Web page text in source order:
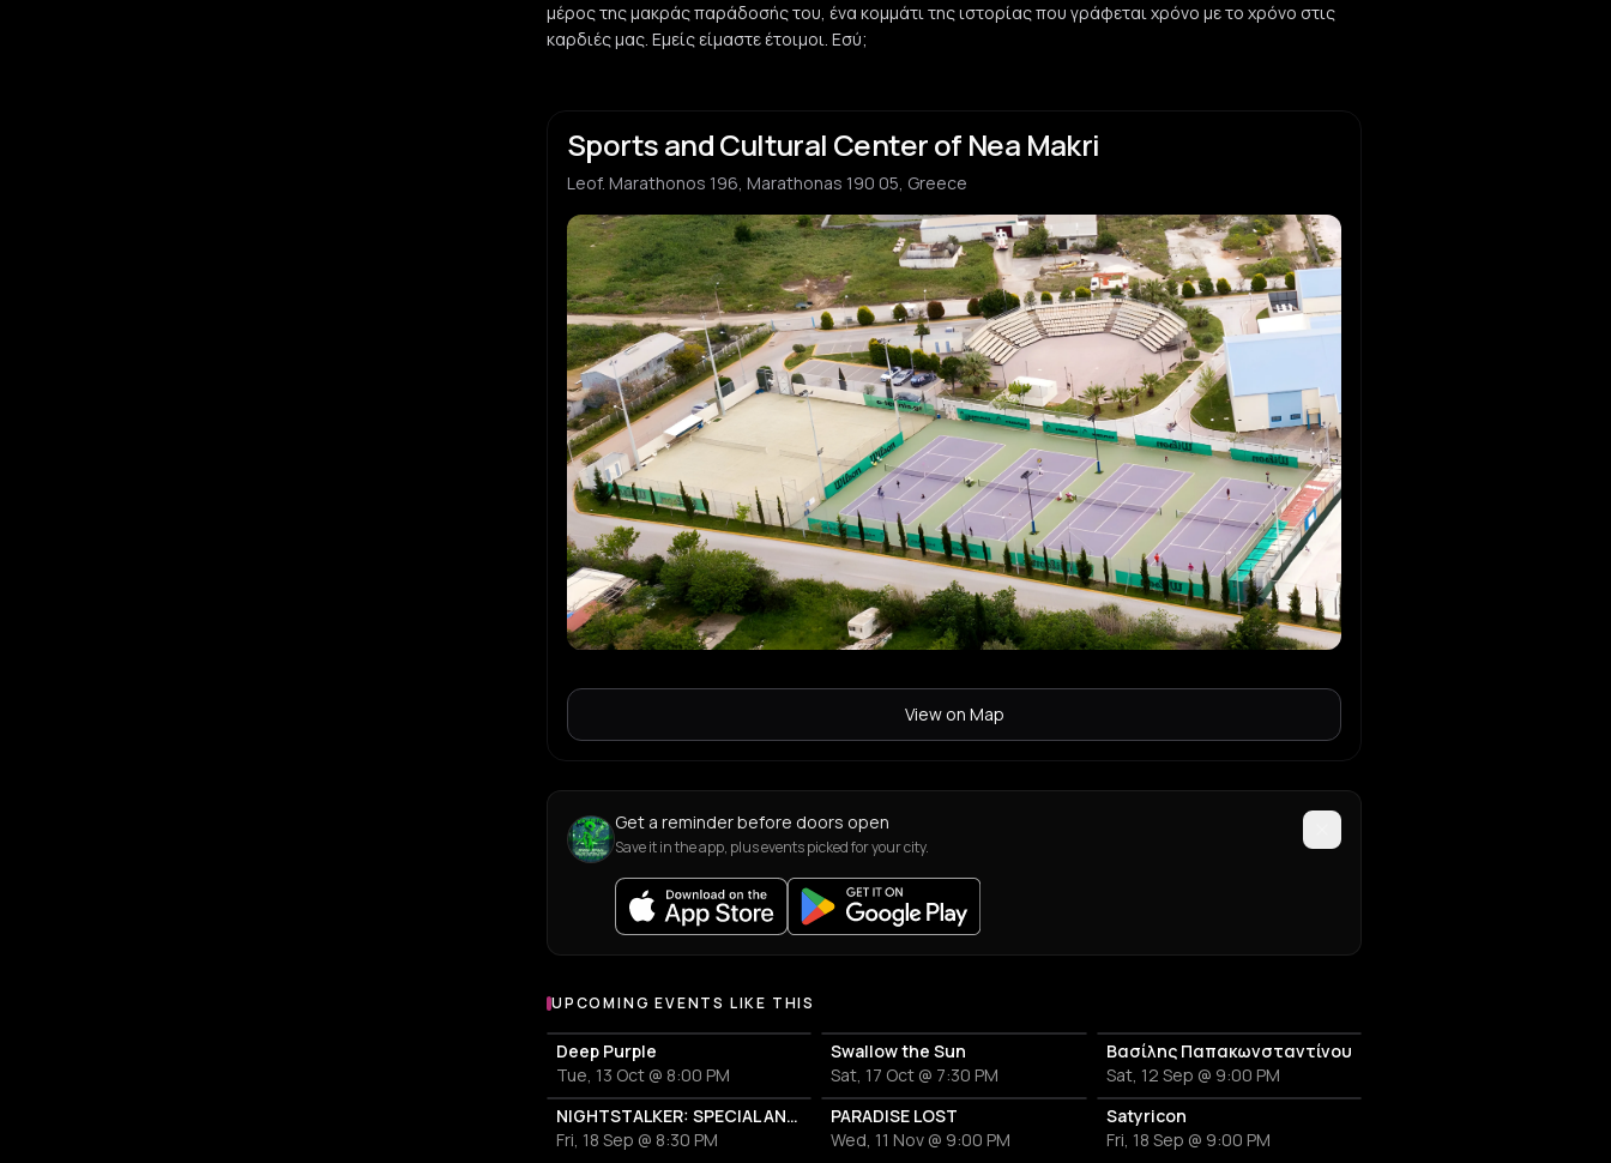
O Over 9000
Post Rock
μέρος της μακράς παράδοσής του, ένα κομμάτι της ιστορίας που γράφεται χρόνο με το χρόνο στις
καρδιές μας. Εμείς είμαστε έτοιμοι. Εσύ;
Sports and Cultural Center of Nea Makri
Leof. Marathonos 196, Marathonas 190 05, Greece
View on Map
Get a reminder before doors open
Save it in the app, plus events picked for your city.
UPCOMING EVENTS LIKE THIS
Deep Purple
Tue, 13 Oct @ 8:00 PM
Swallow the Sun
Sat, 17 Oct @ 7:30 PM
Βασίλης Παπακωνσταντίνου
Sat, 12 Sep @ 9:00 PM
NIGHTSTALKER: SPECIAL ANNIVERSARY SHOW - 30 YEARS FROM THE RELEASE OF THE ALBUM "USE"
Fri, 18 Sep @ 8:30 PM
PARADISE LOST
Wed, 11 Nov @ 9:00 PM
Satyricon
Fri, 18 Sep @ 9:00 PM